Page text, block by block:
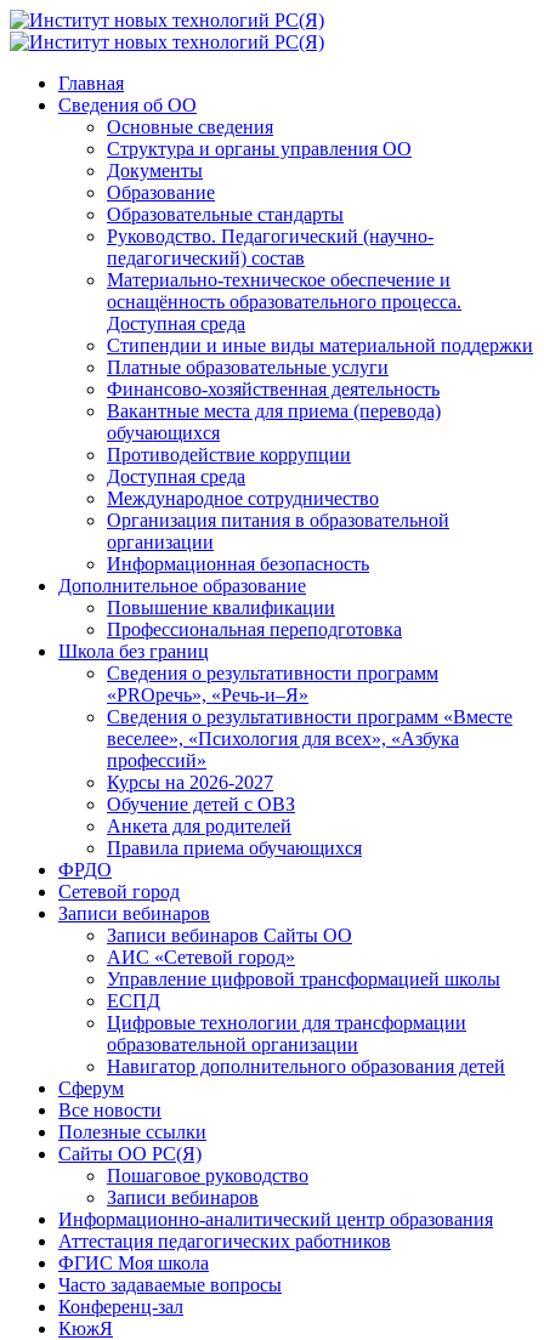
Главная
Сведения об ОО
Основные сведения
Структура и органы управления ОО
Документы
Образование
Образовательные стандарты
Руководство. Педагогический (научно-
педагогический) состав
Материально-техническое обеспечение и
оснащённость образовательного процесса.
Доступная среда
Стипендии и иные виды материальной поддержки
Платные образовательные услуги
Финансово-хозяйственная деятельность
Вакантные места для приема (перевода)
обучающихся
Противодействие коррупции
Доступная среда
Международное сотрудничество
Организация питания в образовательной
организации
Информационная безопасность
Дополнительное образование
Повышение квалификации
Профессиональная переподготовка
Школа без границ
Сведения о результативности программ
«PROречь», «Речь-и–Я»
Сведения о результативности программ «Вместе
веселее», «Психология для всех», «Азбука
профессий»
Курсы на 2026-2027
Обучение детей с ОВЗ
Анкета для родителей
Правила приема обучающихся
ФРДО
Сетевой город
Записи вебинаров
Записи вебинаров Сайты ОО
АИС «Сетевой город»
Управление цифровой трансформацией школы
ЕСПД
Цифровые технологии для трансформации
образовательной организации
Навигатор дополнительного образования детей
Сферум
Все новости
Полезные ссылки
Сайты ОО РС(Я)
Пошаговое руководство
Записи вебинаров
Информационно-аналитический центр образования
Аттестация педагогических работников
ФГИС Моя школа
Часто задаваемые вопросы
Конференц-зал
КюжЯ